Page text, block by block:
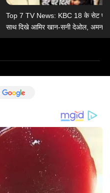
Top 7 TV News: KBC 18 के सेट पर
साथ दिखे आमिर खान-सनी देओल, अमन
गांधी ने छोड़ा क्योंकि सास भी कभी बहू थी 2